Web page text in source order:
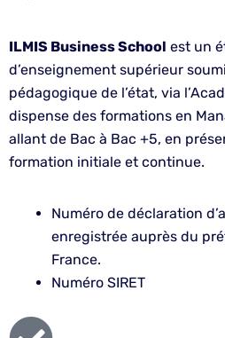
ILMIS Business School est un
d’enseignement supérieur
pédagogique de l’état, via
dispense des formations en
allant de Bac à Bac +5, en
formation initiale et continue.
Numéro de déclaration
enregistrée auprès du
France.
Numéro SIRET